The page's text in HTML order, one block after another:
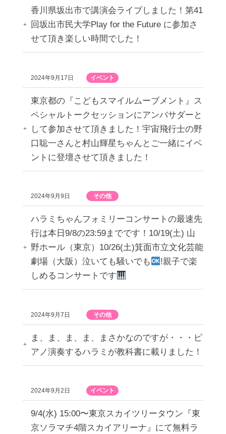
香川県坂出市で講演会ライブしました！第41
回坂出市民大学Play for the Future に参加さ
せて頂き楽しい時間でした！
2024年9月17日 イベント
東京都の『こどもスマイルムーブメント』ス
ペシャルトークセッションにアンバサダーと
して参加させて頂きました！宇宙飛行士の野
口聡一さんと村山輝星ちゃんとご一緒にイベ
ントに登壇させて頂きました！
2024年9月9日 その他
ハラミちゃんフォミリーコンサートの最速先
行は本日9/8の23:59までです！10/19(土) 山
野ホール（東京）10/26(土)箕面市立文化芸能
劇場（大阪）泣いても騒いでも
!親子で楽
しめるコンサートです
2024年9月7日 その他
ま、ま、ま、ま、まさかなのですが・・・ピ
アノ演奏するハラミが教科書に載りました！
2024年9月2日 イベント
9/4(水) 15:00〜東京スカイツリータウン『東
京ソラマチ4階スカイアリーナ』にて無料ラ